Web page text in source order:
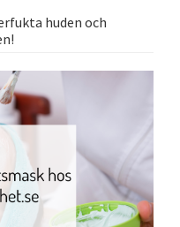
huden och